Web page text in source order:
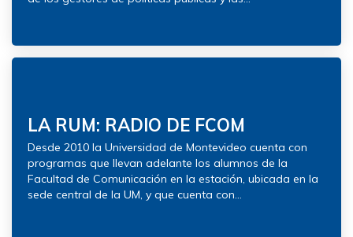
LA RUM: RADIO DE FCOM
Desde 2010 la Universidad de Montevideo cuenta con
programas que llevan adelante los alumnos de la
Facultad de Comunicación en la estación, ubicada en la
sede central de la UM, y que cuenta con...